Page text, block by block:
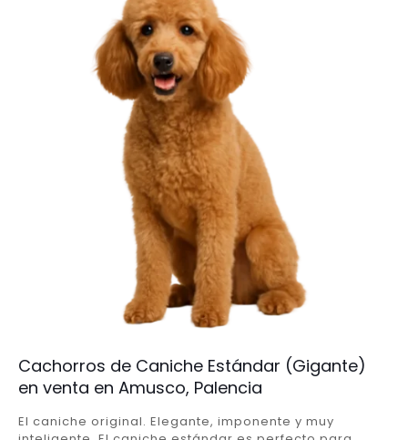
Cachorros de Caniche Estándar (Gigante)
en venta en Amusco, Palencia
El caniche original. Elegante, imponente y muy